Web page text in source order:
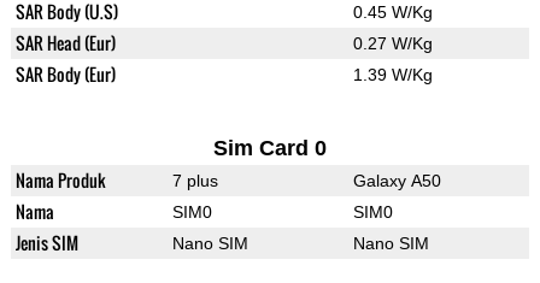
SAR Body (U.S) 0.45 W/Kg
SAR Head (Eur) 0.27 W/Kg
SAR Body (Eur) 1.39 W/Kg
Sim Card 0
Nama Produk 7 plus Galaxy A50
Nama SIM0 SIM0
Jenis SIM Nano SIM Nano SIM